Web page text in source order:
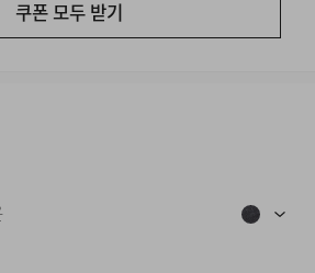
쿠폰 모두 받기